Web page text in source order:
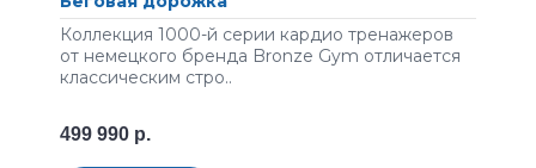
Коллекция 1000-й серии кардио тренажеров
от немецкого бренда Bronze Gym отличается
классическим стро..
499 990 р.